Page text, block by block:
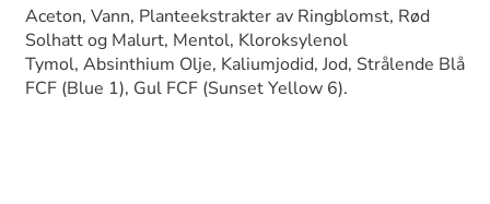
Aceton, Vann, Planteekstrakter av Ringblomst, Rød
Solhatt og Malurt, Mentol, Kloroksylenol
Tymol, Absinthium Olje, Kaliumjodid, Jod, Strålende Blå
FCF (Blue 1), Gul FCF (Sunset Yellow 6).